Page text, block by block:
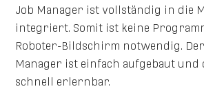
Job Manager ist vollständig in die
integriert. Somit ist keine
Roboter-Bildschirm notwendig.
Manager ist einfach aufgebaut und
schnell erlernbar.